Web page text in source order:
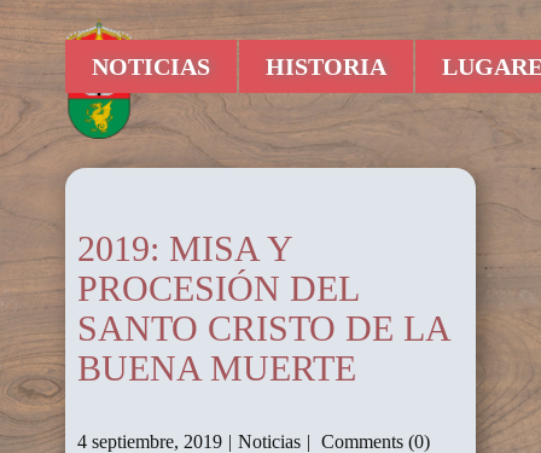
NOTICIAS HISTORIA
2019: MISA Y
PROCESIÓN DEL
SANTO CRISTO DE LA
BUENA MUERTE
4 septiembre, 2019 Noticias Comments (0)